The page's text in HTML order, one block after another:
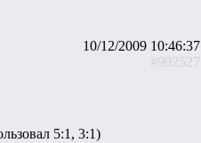
10/12/2009 10:46:37
#992527
5:1, 3:1)